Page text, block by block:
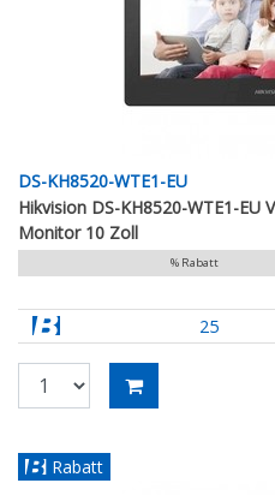
DS-KH8520-WTE1-EU
Hikvision DS-KH8520-WTE1-EU
Monitor 10 Zoll
% Rabatt
25
Rabatt